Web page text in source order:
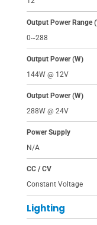
Output Power Range
0~288
Output Power (W)
144W @ 12V
Output Power (W)
288W @ 24V
Power Supply
N/A
CC / CV
Constant Voltage
Lighting